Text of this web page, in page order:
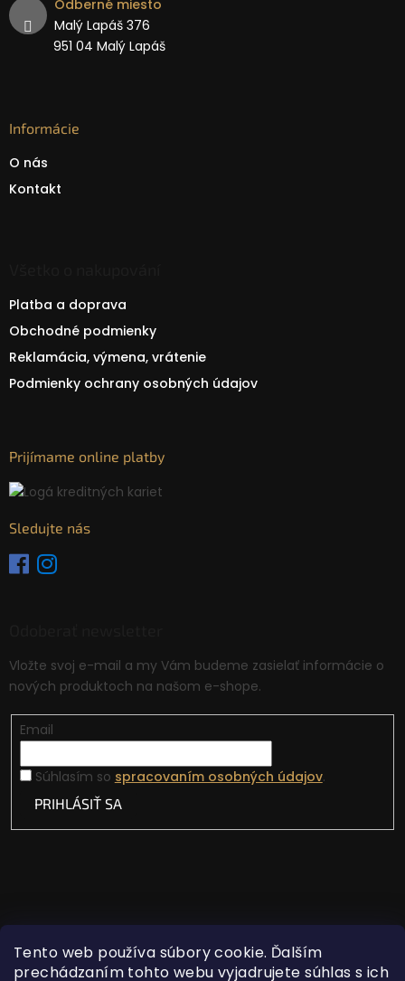
Tento web používa súbory cookie. Ďalším
prechádzaním tohto webu vyjadrujete súhlas s ich
Odberné miesto
Malý Lapáš 376
951 04 Malý Lapáš
Informácie
O nás
Kontakt
Platba a doprava
Obchodné podmienky
Reklamácia, výmena, vrátenie
Podmienky ochrany osobných údajov
Prijímame online platby
Sledujte nás
Vložte svoj e-mail a my Vám budeme zasielať informácie o
nových produktoch na našom e-shope.
Email
Súhlasím so spracovaním osobných údajov.
PRIHLÁSIŤ SA